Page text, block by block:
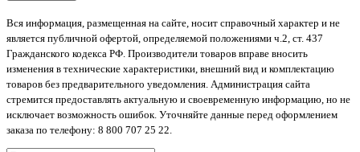
Вся информация, размещенная на сайте, носит справочный характер и не
является публичной офертой, определяемой положениями ч.2, ст. 437
Гражданского кодекса РФ. Производители товаров вправе вносить
изменения в технические характеристики, внешний вид и комплектацию
товаров без предварительного уведомления. Администрация сайта
стремится предоставлять актуальную и своевременную информацию, но не
исключает возможность ошибок. Уточняйте данные перед оформлением
заказа по телефону: 8 800 707 25 22.